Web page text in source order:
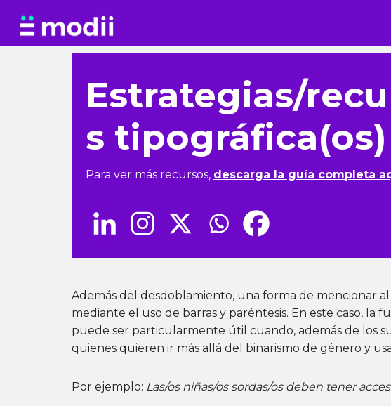
Saltar
Estrategias/
s tipográfica(os)
Para ver más recursos, descarga la guía completa
Además del desdoblamiento, una forma de mencionar
mediante el uso de barras y paréntesis. En este caso, la
puede ser particularmente útil cuando, además de los
quienes quieren ir más allá del binarismo de género y
Por ejemplo: Las/os niñas/os sordas/os deben tener